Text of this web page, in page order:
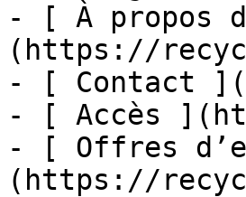
- [ À propos
(https://
- [ Contact
- [ Accès
- [ Offres
(https://